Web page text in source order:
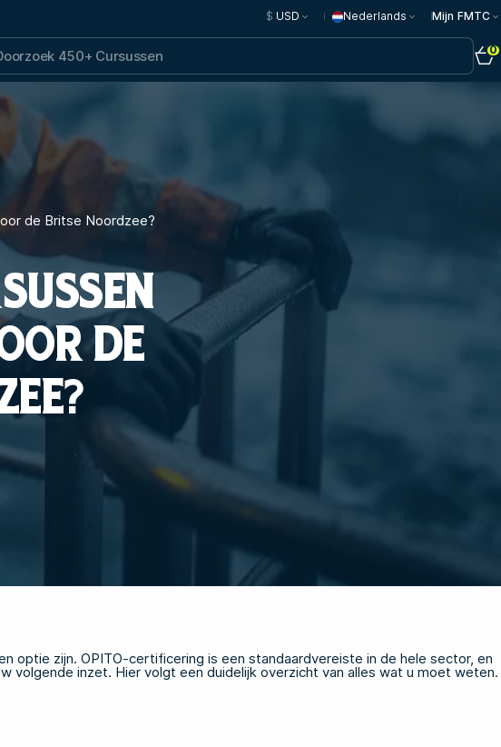
$ USD Nederlands Mijn FMTC
0
de Britse Noordzee?
DE
optie zijn. OPITO-certificering is een standaardvereiste in de hele sector, en
volgende inzet. Hier volgt een duidelijk overzicht van alles wat u moet weten.